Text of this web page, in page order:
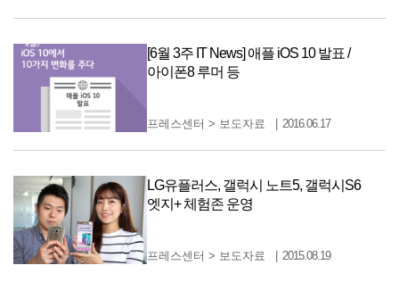
[6월 3주 IT News] 애플 iOS 10 발표 /
아이폰8 루머 등
프레스센터 > 보도자료 2016.06.17
LG유플러스, 갤럭시 노트5, 갤럭시S6
엣지+ 체험존 운영
프레스센터 > 보도자료 2015.08.19